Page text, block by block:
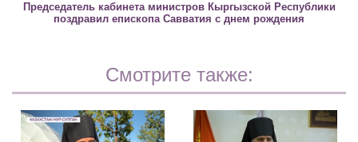
Председатель кабинета министров Кыргызской Республики
поздравил епископа Савватия с днем рождения
Смотрите также: